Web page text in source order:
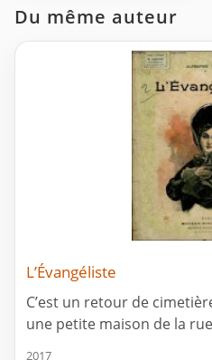
Du même auteur
L’Évangéliste
C’est un retour de
une petite maison de la
2017